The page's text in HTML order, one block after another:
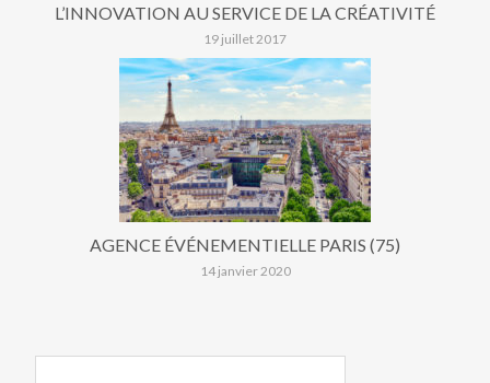
L’INNOVATION AU SERVICE DE LA CRÉATIVITÉ
19 juillet 2017
AGENCE ÉVÉNEMENTIELLE PARIS (75)
14 janvier 2020